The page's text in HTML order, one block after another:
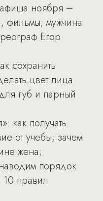
ноября –
фильмы; мужчина
Егор
сохранить
цвет лица
губ и парный
как получать
от учебы; зачем
жена;
порядок
правил